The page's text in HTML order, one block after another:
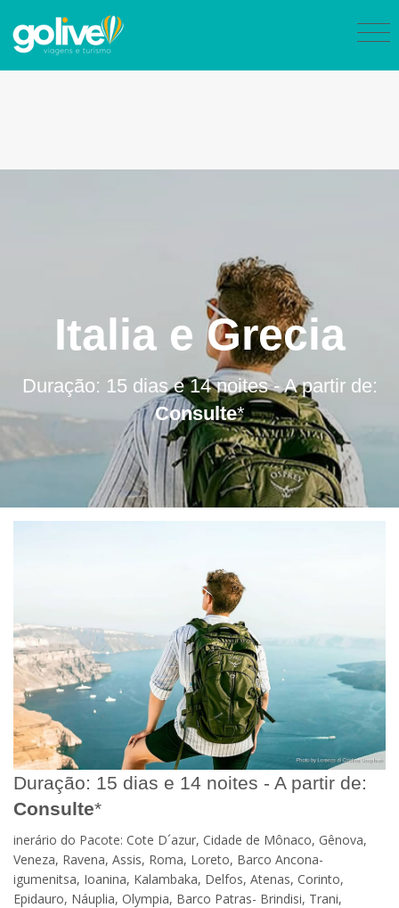
Italia e Grecia
Duração: 15 dias e 14 noites - A partir de:
Consulte*
Duração: 15 dias e 14 noites - A partir de:
Consulte*
inerário do Pacote: Cote D´azur, Cidade de Mônaco, Gênova,
Veneza, Ravena, Assis, Roma, Loreto, Barco Ancona-
igumenitsa, Ioanina, Kalambaka, Delfos, Atenas, Corinto,
Epidauro, Náuplia, Olympia, Barco Patras- Brindisi, Trani,